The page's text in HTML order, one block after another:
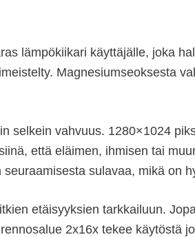
lämpökiikari käyttäjälle, joka
Magnesiumseoksesta
selkein vahvuus. 1280×1024
että eläimen, ihmisen tai
sulavaa, mikä on
etäisyyksien tarkkailuun.
2x16x tekee käytöstä